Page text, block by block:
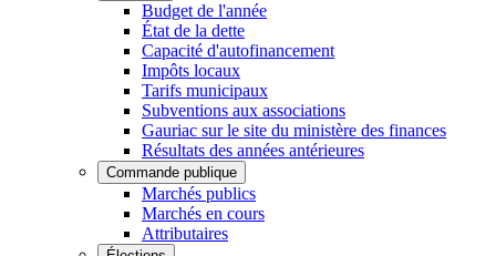
Budget de l'année
État de la dette
Capacité d'autofinancement
Impôts locaux
Tarifs municipaux
Subventions aux associations
Gauriac sur le site du ministère des finances
Résultats des années antérieures
Commande publique
Marchés publics
Marchés en cours
Attributaires